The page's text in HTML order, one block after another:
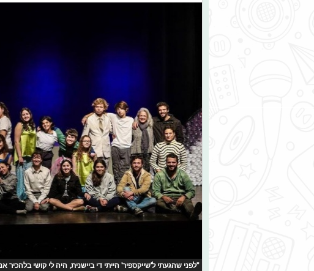
"לפני שהגעתי ל'שייקספיר' הייתי די ביישנית, היה לי קושי בלהכיר